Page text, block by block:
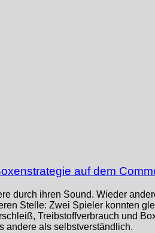
auf dem
durch ihren Sound. Wieder
Stelle: Zwei Spieler konnten
Treibstoffverbrauch und
andere als selbstverständlich.